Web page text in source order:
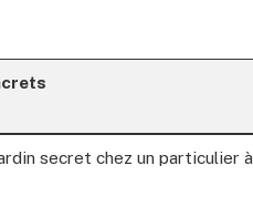
secret chez un particulier à